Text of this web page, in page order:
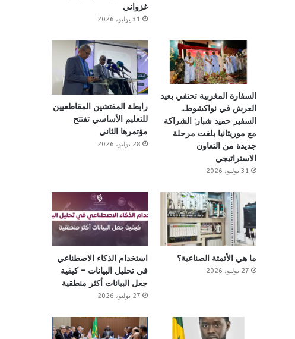
غزواني
31 يوليو، 2026
السفارة المغربية تحتفي بعيد
العرش في نواكشوط..
السفير حميد شبار: الشراكة
مع موريتانيا بلغت مرحلة
جديدة من التعاون
الاستراتيجي
31 يوليو، 2026
رابطة المفتشين المقاطعيين
للتعليم الأساسي تفتتح
مؤتمرها الثاني
28 يوليو، 2026
ما هي الأتمتة الصناعية؟
27 يوليو، 2026
استخدام الذكاء الاصطناعي
في تحليل البيانات – كيفية
جعل البيانات أكثر منطقية
27 يوليو، 2026